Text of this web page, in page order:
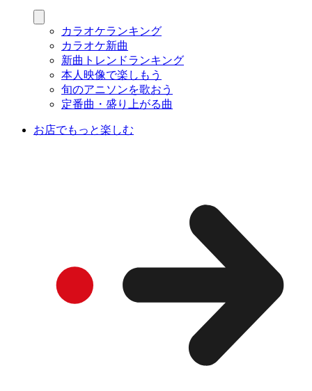
カラオケランキング
カラオケ新曲
新曲トレンドランキング
本人映像で楽しもう
旬のアニソンを歌おう
定番曲・盛り上がる曲
お店でもっと楽しむ